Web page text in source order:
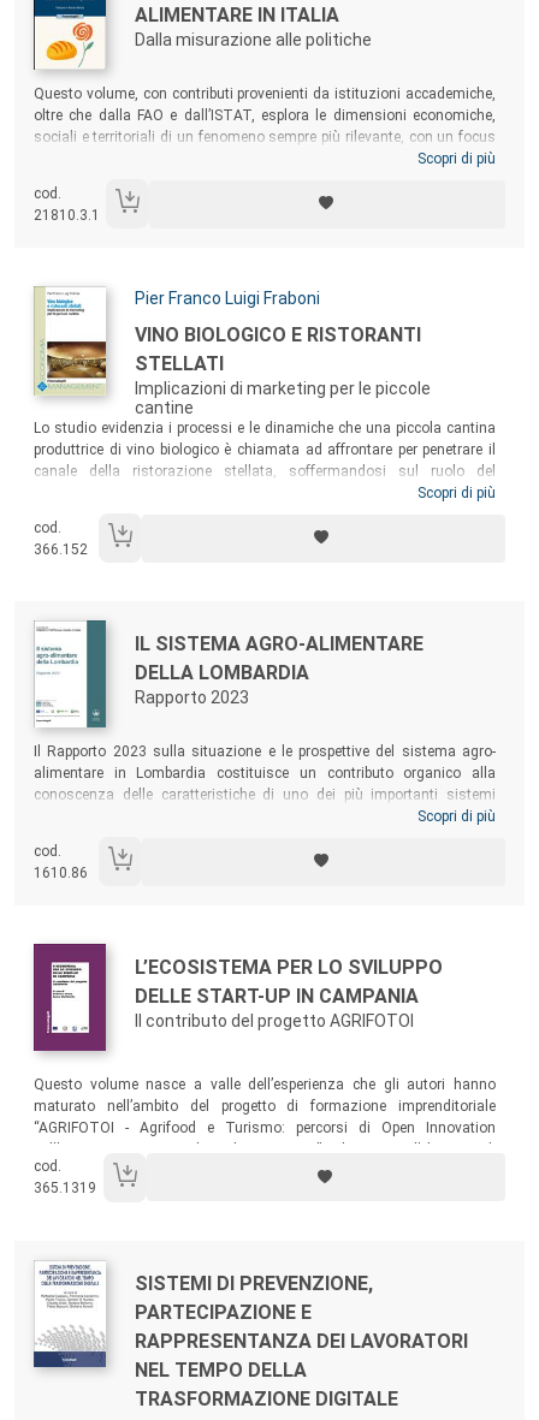
ALIMENTARE IN ITALIA
Dalla misurazione alle politiche
Sommario:
Questo volume, con contributi provenienti da istituzioni accademiche,
oltre che dalla FAO e dall’ISTAT, esplora le dimensioni economiche,
sociali e territoriali di un fenomeno sempre più rilevante, con un focus
sull’Italia e, in particolare, sulla Città Metropolitana di Roma Capitale:
economico, fisico e sociale a una dieta sana ed equilibrata, in grado di
rispondere alle esigenze nutrizionali, culturali e sociali – che riguarda
Scopri di più
cod.
21810.3.1
Autori:
Pier Franco Luigi Fraboni
Titolo:
VINO BIOLOGICO E RISTORANTI
STELLATI
Implicazioni di marketing per le piccole
cantine
Sommario:
Lo studio evidenzia i processi e le dinamiche che una piccola cantina
produttrice di vino biologico è chiamata ad affrontare per penetrare il
canale della ristorazione stellata, soffermandosi sul ruolo del
sommelier quale “prescrittore” del mercato. Gli autori si sono posti
imprese vitivinicole biologiche, desiderose di raggiungere l’«olimpo»
della ristorazione per una completa affermazione della loro
Scopri di più
cod.
366.152
Autori:
Titolo:
IL SISTEMA AGRO-ALIMENTARE
DELLA LOMBARDIA
Rapporto 2023
Sommario:
Il Rapporto 2023 sulla situazione e le prospettive del sistema agro-
alimentare in Lombardia costituisce un contributo organico alla
conoscenza delle caratteristiche di uno dei più importanti sistemi
regionali nel panorama europeo. L’obiettivo del Rapporto, giunto alla
settore e un quadro di riferimento complessivo per gli attori pubblici. Le
informazioni contenute nel testo sono aggiornate al settembre 2023.
Scopri di più
cod.
1610.86
Autori:
Titolo:
L’ECOSISTEMA PER LO SVILUPPO
DELLE START-UP IN CAMPANIA
Il contributo del progetto AGRIFOTOI
Questo volume nasce a valle dell’esperienza che gli autori hanno
maturato nell’ambito del progetto di formazione imprenditoriale
“AGRIFOTOI - Agrifood e Turismo: percorsi di Open Innovation
sviluppare percorsi di open innovation volti a favorire la creazione di un
ecosistema per l’innovazione imprenditoriale nell’ambito dei settori
cod.
365.1319
Autori:
Titolo:
SISTEMI DI PREVENZIONE,
PARTECIPAZIONE E
RAPPRESENTANZA DEI LAVORATORI
NEL TEMPO DELLA
TRASFORMAZIONE DIGITALE